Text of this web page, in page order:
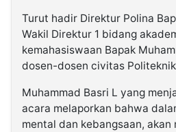
Turut hadir Direktur Polina
Wakil Direktur 1 bidang
kemahasiswaan Bapak
dosen-dosen civitas
Muhammad Basri L yang
acara melaporkan bahwa
mental dan kebangsaan, akan